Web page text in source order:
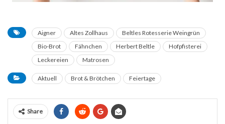
Aigner Altes Zollhaus
Beltles Rotesserie Weingrün
Bio-Brot
Fähnchen Herbert Beltle
Hofpfisterei
Leckereien
Matrosen
Aktuell Brot & Brötchen Feiertage
Share